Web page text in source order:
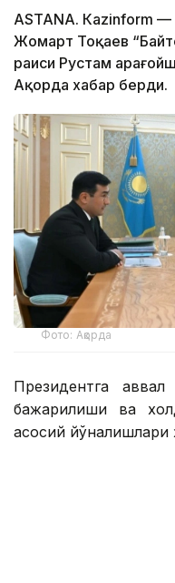
ASTANА. Каzinform —
Жомарт Тоқаев
раиси Рустам
Ақорда хабар берди.
Фото: Ақорда
Президентга
бажарилиши ва
асосий йўналишлари